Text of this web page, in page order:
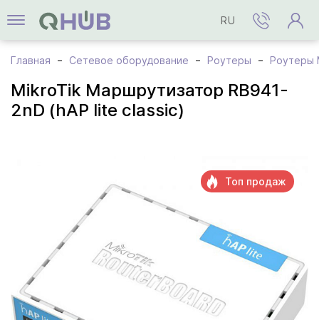
RU
Главная Сетевое оборудование Роутеры Роутеры
MikroTik Маршрутизатор RB941-
2nD (hAP lite classic)
Топ продаж